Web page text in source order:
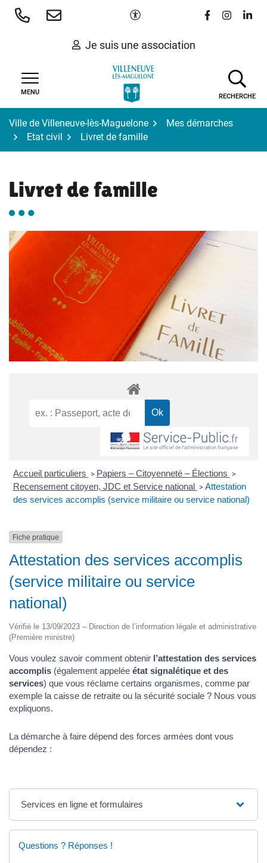
Aller
Paramètres d'accessibilité
Lien vers le
Lien vers
Lien
Je suis une association
MENU
RECHERCHE
Ville de Villeneuve-lès-Maguelone
Mes démarches
Etat civil
Livret de famille
Livret de famille
Accueil particuliers > Papiers – Citoyenneté – Élections >
Recensement citoyen, JDC et Service national > Attestation
des services accomplis (service militaire ou service national)
Fiche pratique
Attestation des services accomplis
(service militaire ou service
national)
Vérifié le 13/09/2023 – Direction de l’information légale et administrative
(Première ministre)
Vous voulez savoir comment obtenir l’attestation des services
accomplis (également appelée état signalétique et des
services) que vous réclame certains organismes, comme par
exemple la caisse de retraite ou la sécurité sociale ? Nous vous
expliquons.
La démarche à faire dépend des forces armées dont vous
dépendez :
Services en ligne et formulaires
Questions ? Réponses !